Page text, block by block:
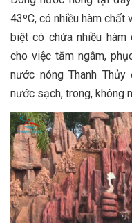
43ºC, có nhiều hàm
biệt có chứa nhiều
cho việc tắm ngâm,
nước nóng Thanh
nước sạch, trong, không